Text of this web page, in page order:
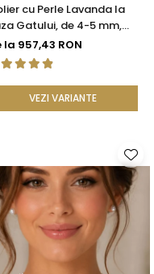
cu Perle Lavanda la
Gatului, de 4-5 mm,
Rare, Calitate AAA+,
14K | KASKADDA®
la 957,43 RON
VEZI VARIANTE